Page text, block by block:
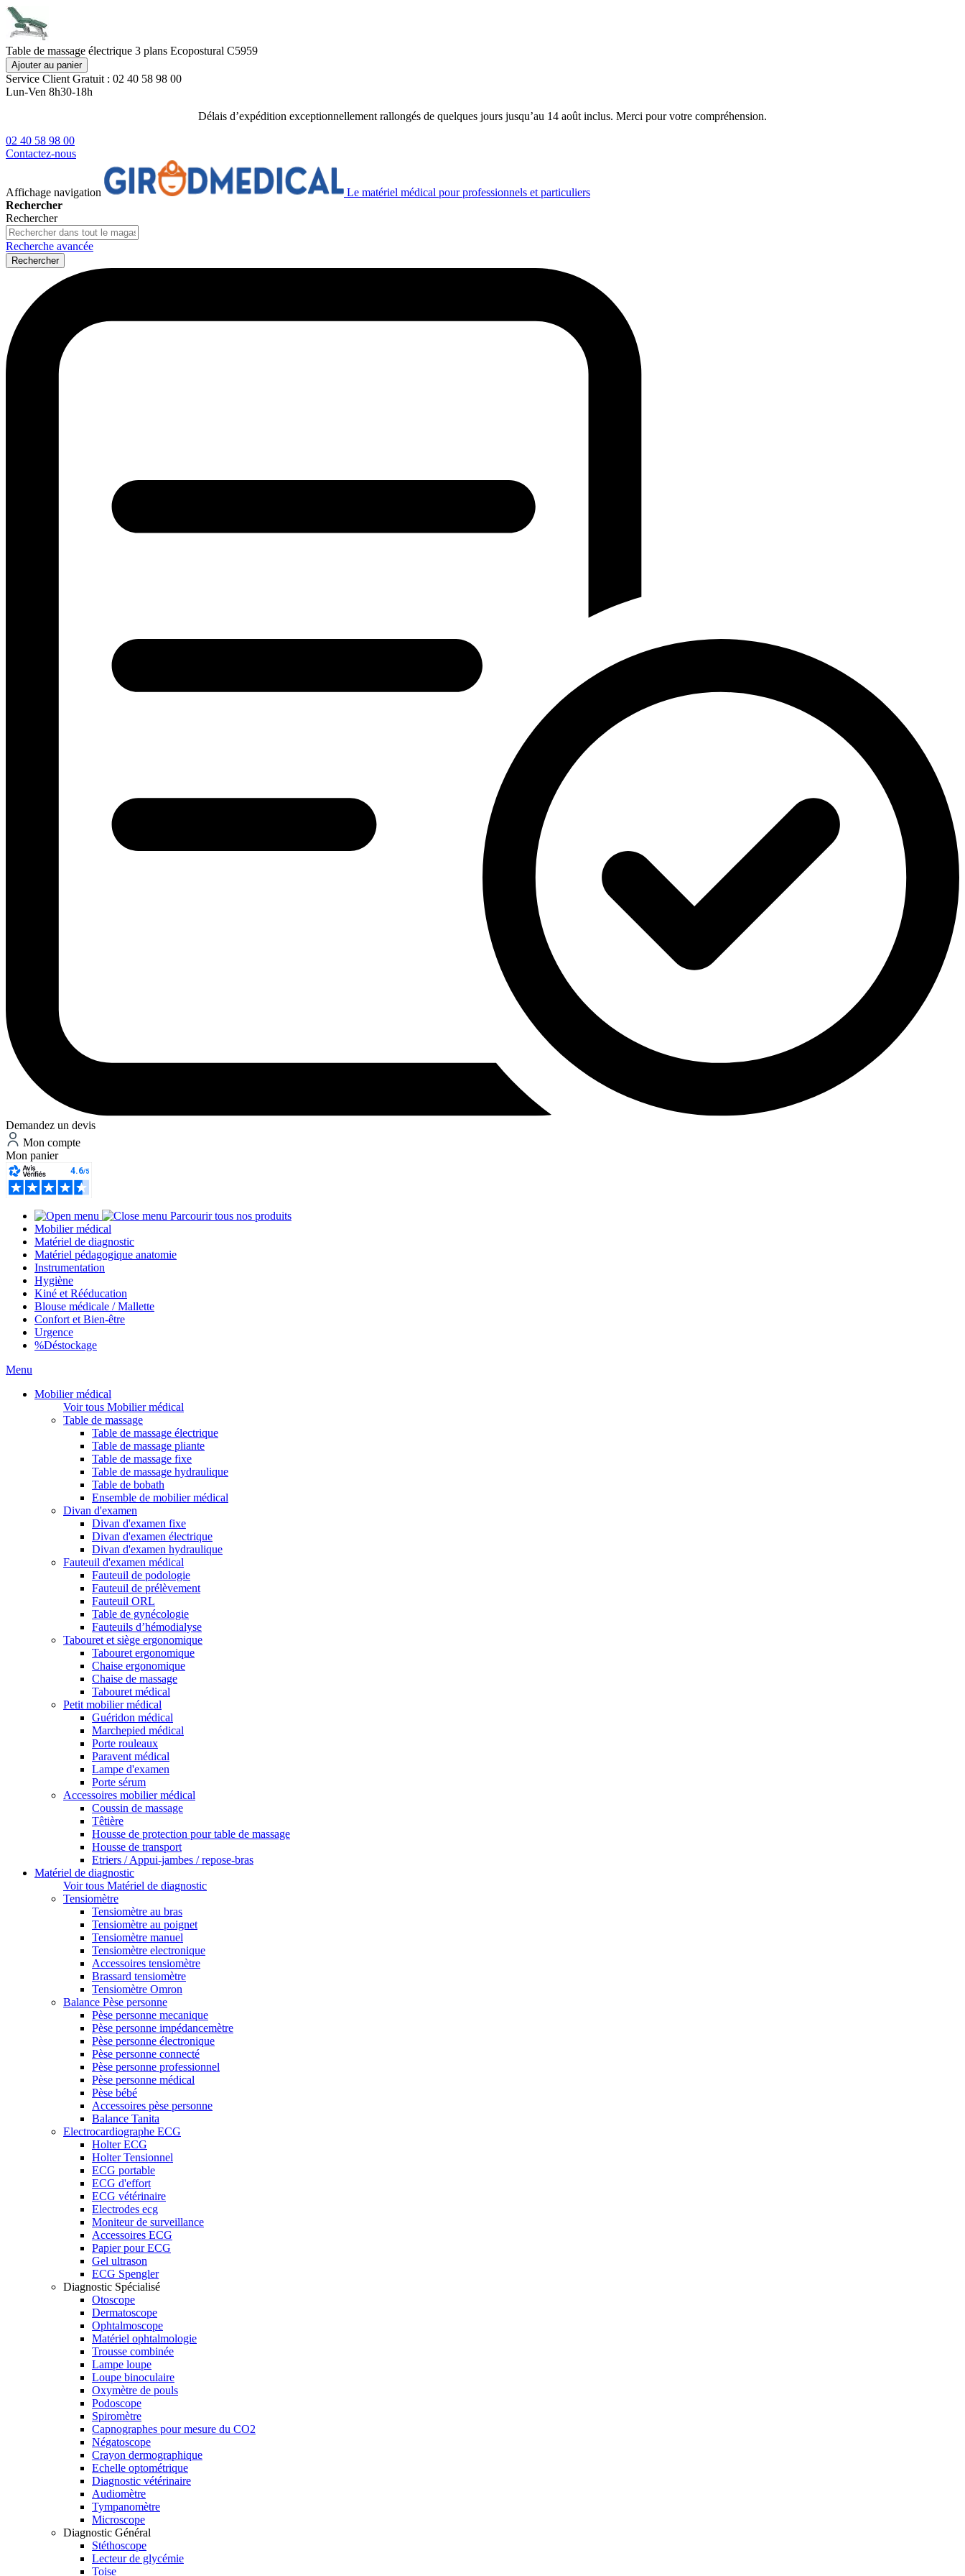
Table de massage électrique 3 plans Ecopostural C5959
Ajouter au panier
Service Client Gratuit : 02 40 58 98 00
Lun-Ven 8h30-18h
Délais d’expédition exceptionnellement rallongés de quelques jours jusqu’au 14 août inclus. Merci pour votre compréhension.
02 40 58 98 00
Contactez-nous
Affichage navigation
Le matériel médical pour professionnels et particuliers
Rechercher
Rechercher
Recherche avancée
Rechercher
Demandez un devis
Mon compte
Mon panier
Parcourir tous nos produits
Mobilier médical
Matériel de diagnostic
Matériel pédagogique anatomie
Instrumentation
Hygiène
Kiné et Rééducation
Blouse médicale / Mallette
Confort et Bien-être
Urgence
%Déstockage
Menu
Mobilier médical
Voir tous Mobilier médical
Table de massage
Table de massage électrique
Table de massage pliante
Table de massage fixe
Table de massage hydraulique
Table de bobath
Ensemble de mobilier médical
Divan d'examen
Divan d'examen fixe
Divan d'examen électrique
Divan d'examen hydraulique
Fauteuil d'examen médical
Fauteuil de podologie
Fauteuil de prélèvement
Fauteuil ORL
Table de gynécologie
Fauteuils d’hémodialyse
Tabouret et siège ergonomique
Tabouret ergonomique
Chaise ergonomique
Chaise de massage
Tabouret médical
Petit mobilier médical
Guéridon médical
Marchepied médical
Porte rouleaux
Paravent médical
Lampe d'examen
Porte sérum
Accessoires mobilier médical
Coussin de massage
Têtière
Housse de protection pour table de massage
Housse de transport
Etriers / Appui-jambes / repose-bras
Matériel de diagnostic
Voir tous Matériel de diagnostic
Tensiomètre
Tensiomètre au bras
Tensiomètre au poignet
Tensiomètre manuel
Tensiomètre electronique
Accessoires tensiomètre
Brassard tensiomètre
Tensiomètre Omron
Balance Pèse personne
Pèse personne mecanique
Pèse personne impédancemètre
Pèse personne électronique
Pèse personne connecté
Pèse personne professionnel
Pèse personne médical
Pèse bébé
Accessoires pèse personne
Balance Tanita
Electrocardiographe ECG
Holter ECG
Holter Tensionnel
ECG portable
ECG d'effort
ECG vétérinaire
Electrodes ecg
Moniteur de surveillance
Accessoires ECG
Papier pour ECG
Gel ultrason
ECG Spengler
Diagnostic Spécialisé
Otoscope
Dermatoscope
Ophtalmoscope
Matériel ophtalmologie
Trousse combinée
Lampe loupe
Loupe binoculaire
Oxymètre de pouls
Podoscope
Spiromètre
Capnographes pour mesure du CO2
Négatoscope
Crayon dermographique
Echelle optométrique
Diagnostic vétérinaire
Audiomètre
Tympanomètre
Microscope
Diagnostic Général
Stéthoscope
Lecteur de glycémie
Toise